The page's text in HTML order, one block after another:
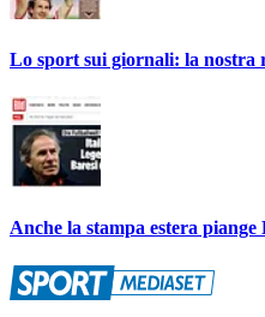
Lo sport sui giornali: la nostra
Anche la stampa estera